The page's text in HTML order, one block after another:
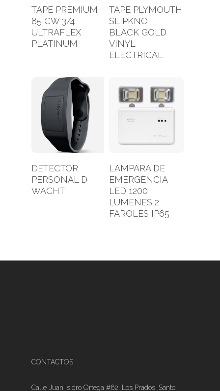
Leer Más
TAPE PREMIUM
85 CW 3/4
ULTRAFLEX
PLATINUM
Leer Más
TAPE PLYMOUTH
SLIPKNOT
BLACK GOLD
VINYL
ELECTRICAL
Leer Más
DETECTOR
PERSONAL D-
WACHT
Leer Más
LAMPARA DE
EMERGENCIA
LED 1200
LUMENES 2
FAROLES IP65
CONTACTOS
Calle Juan Isidro Ortega #62, Los Prados. Santo